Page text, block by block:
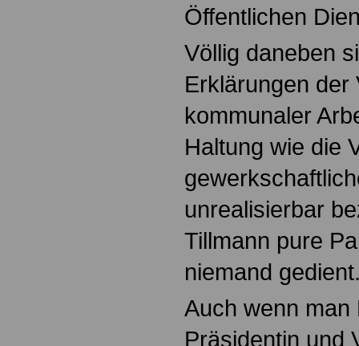
Öffentlichen
Völlig daneben
Erklärungen der
kommunaler
Haltung wie die
unrealisierbar
Tillmann pure
niemand
Auch wenn man
Präsidentin und